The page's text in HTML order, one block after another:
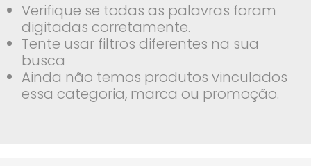
Verifique se todas as palavras foram
digitadas corretamente.
Tente usar filtros diferentes na sua
busca
Ainda não temos produtos vinculados
essa categoria, marca ou promoção.